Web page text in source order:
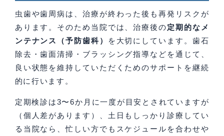
虫歯や歯周病は、治療が終わった後も再発リスクが
あります。そのため当院では、治療後の定期的なメ
ンテナンス（予防歯科）
を大切にしています。歯石
除去・歯面清掃・ブラッシング指導などを通じて、
良い状態を維持していただくためのサポートを継続
的に行います。
定期検診は3〜6か月に一度が目安とされていますが
（個人差があります）、土日もしっかり診療してい
る当院なら、忙しい方でもスケジュールを合わせや